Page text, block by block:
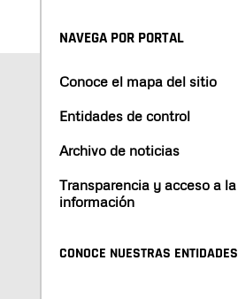
NAVEGA POR PORTAL
Conoce el mapa del sitio
Entidades de control
Archivo de noticias
Transparencia y acceso a la
información
CONOCE NUESTRAS ENTIDADES